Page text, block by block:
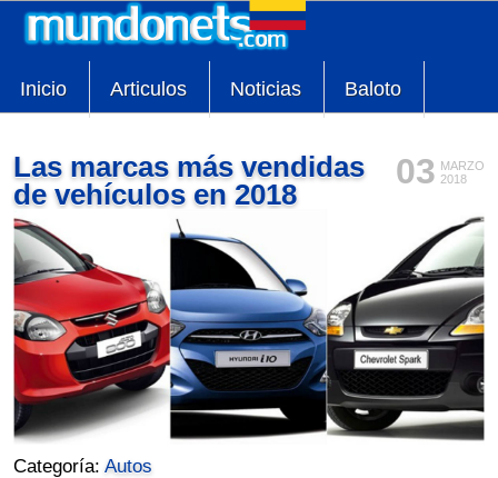
Inicio Articulos Noticias Baloto
03 MARZO
2018
Las marcas más vendidas
de vehículos en 2018
Categoría:Autos